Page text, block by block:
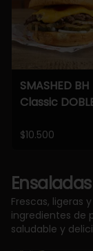
SMASHED BH
Classic
$10.500
Ensaladas
Frescas, ligeras
ingredientes de
saludable y